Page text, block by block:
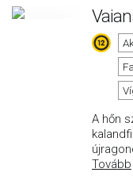
A hőn
Tovább